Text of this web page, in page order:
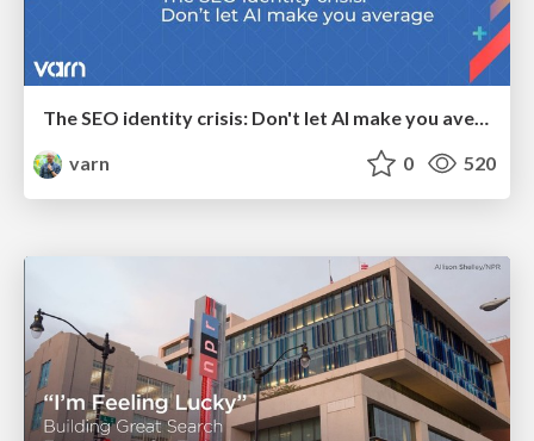
The SEO identity crisis: Don't let AI make you average
varn
0 520